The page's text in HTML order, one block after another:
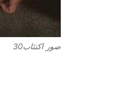
صور اكتئاب30